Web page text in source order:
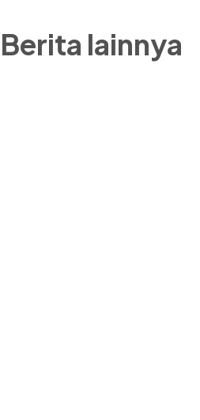
Berita lainnya